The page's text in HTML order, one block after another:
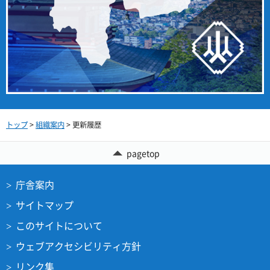
トップ>組織案内> 更新履歴
pagetop
庁舎案内
サイトマップ
このサイトについて
ウェブアクセシビリティ方針
リンク集